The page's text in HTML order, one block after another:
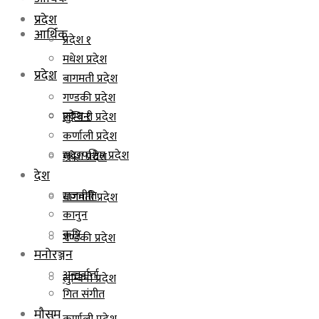
आर्थिक
प्रदेश
प्रदेश १
मधेश प्रदेश
बागमती प्रदेश
गण्डकी प्रदेश
लुम्बिनी प्रदेश
प्रदेश
प्रदेश १
मधेश प्रदेश
बागमती प्रदेश
गण्डकी प्रदेश
लुम्बिनी प्रदेश
कर्णाली प्रदेश
सुदूरपश्चिम प्रदेश
देश
राजनीति
कानुन
कृषि
मनोरञ्जन
अन्तर्वार्ता
गित संगीत
मौसम